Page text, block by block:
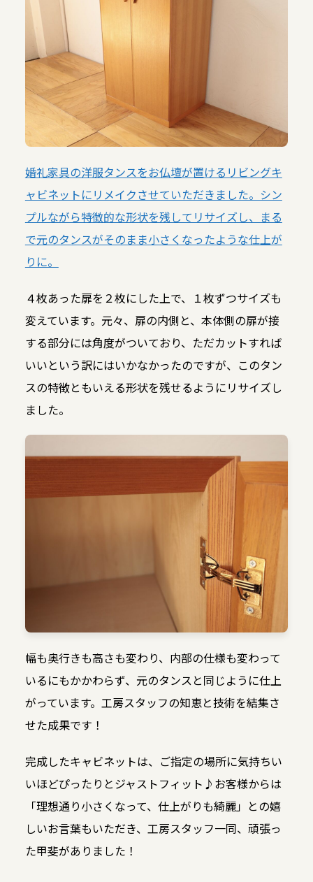
婚礼家具の洋服タンスをお仏壇が置けるリビングキ
ャビネットにリメイクさせていただきました。シン
プルながら特徴的な形状を残してリサイズし、まる
で元のタンスがそのまま小さくなったような仕上が
りに。
４枚あった扉を２枚にした上で、１枚ずつサイズも
変えています。元々、扉の内側と、本体側の扉が接
する部分には角度がついており、ただカットすれば
いいという訳にはいかなかったのですが、このタン
スの特徴ともいえる形状を残せるようにリサイズし
ました。
幅も奥行きも高さも変わり、内部の仕様も変わって
いるにもかかわらず、元のタンスと同じように仕上
がっています。工房スタッフの知恵と技術を結集さ
せた成果です！
完成したキャビネットは、ご指定の場所に気持ちい
いほどぴったりとジャストフィット♪お客様からは
「理想通り小さくなって、仕上がりも綺麗」との嬉
しいお言葉もいただき、工房スタッフ一同、頑張っ
た甲斐がありました！